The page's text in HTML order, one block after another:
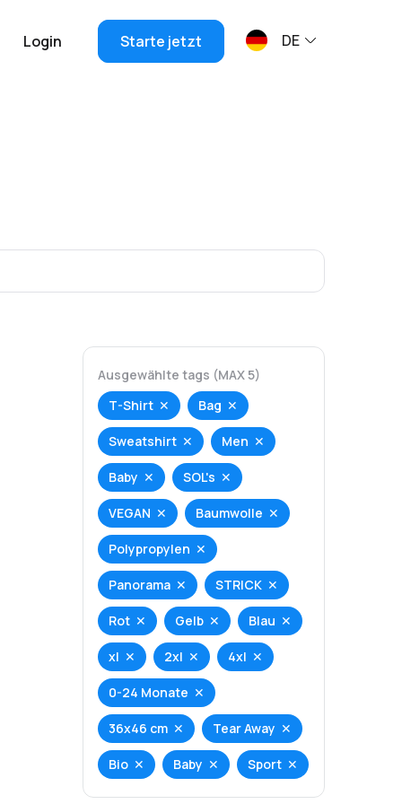
Login Starte jetzt DE
Ausgewählte tags (MAX 5)
T-Shirt
Bag
Sweatshirt Men
Baby SOL's
VEGAN Baumwolle
Polypropylen
Panorama STRICK
Rot Gelb Blau
xl 2xl 4xl
0-24 Monate
36x46 cm Tear Away
Bio Baby Sport